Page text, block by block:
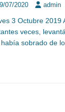
07/2020 admin
3 Octubre 2019
veces,
sobrado de